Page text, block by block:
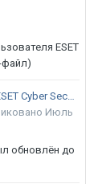
ESET
файл)
Актуальные версии ESET Cyber Security 9
Июль
обновлён до